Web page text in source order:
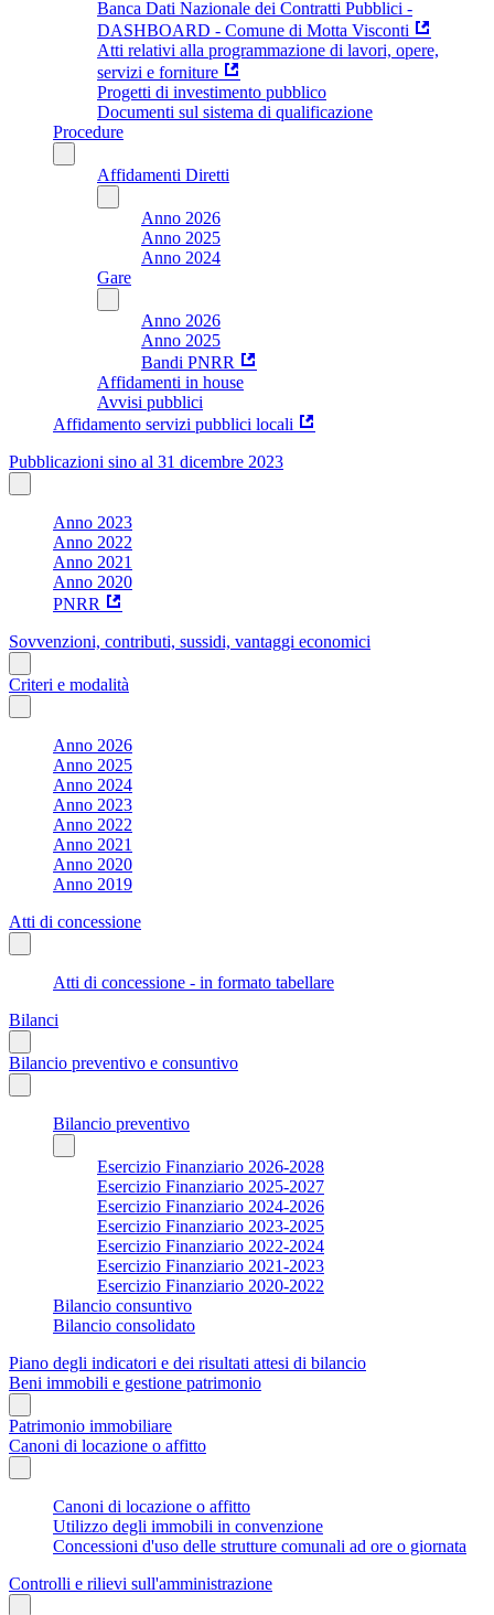
Banca Dati Nazionale dei Contratti Pubblici -
DASHBOARD - Comune di Motta Visconti
Atti relativi alla programmazione di lavori, opere,
servizi e forniture
Progetti di investimento pubblico
Documenti sul sistema di qualificazione
Procedure
Affidamenti Diretti
Anno 2026
Anno 2025
Anno 2024
Gare
Anno 2026
Anno 2025
Bandi PNRR
Affidamenti in house
Avvisi pubblici
Affidamento servizi pubblici locali
Pubblicazioni sino al 31 dicembre 2023
Anno 2023
Anno 2022
Anno 2021
Anno 2020
PNRR
Sovvenzioni, contributi, sussidi, vantaggi economici
Criteri e modalità
Anno 2026
Anno 2025
Anno 2024
Anno 2023
Anno 2022
Anno 2021
Anno 2020
Anno 2019
Atti di concessione
Atti di concessione - in formato tabellare
Bilanci
Bilancio preventivo e consuntivo
Bilancio preventivo
Esercizio Finanziario 2026-2028
Esercizio Finanziario 2025-2027
Esercizio Finanziario 2024-2026
Esercizio Finanziario 2023-2025
Esercizio Finanziario 2022-2024
Esercizio Finanziario 2021-2023
Esercizio Finanziario 2020-2022
Bilancio consuntivo
Bilancio consolidato
Piano degli indicatori e dei risultati attesi di bilancio
Beni immobili e gestione patrimonio
Patrimonio immobiliare
Canoni di locazione o affitto
Canoni di locazione o affitto
Utilizzo degli immobili in convenzione
Concessioni d'uso delle strutture comunali ad ore o giornata
Controlli e rilievi sull'amministrazione